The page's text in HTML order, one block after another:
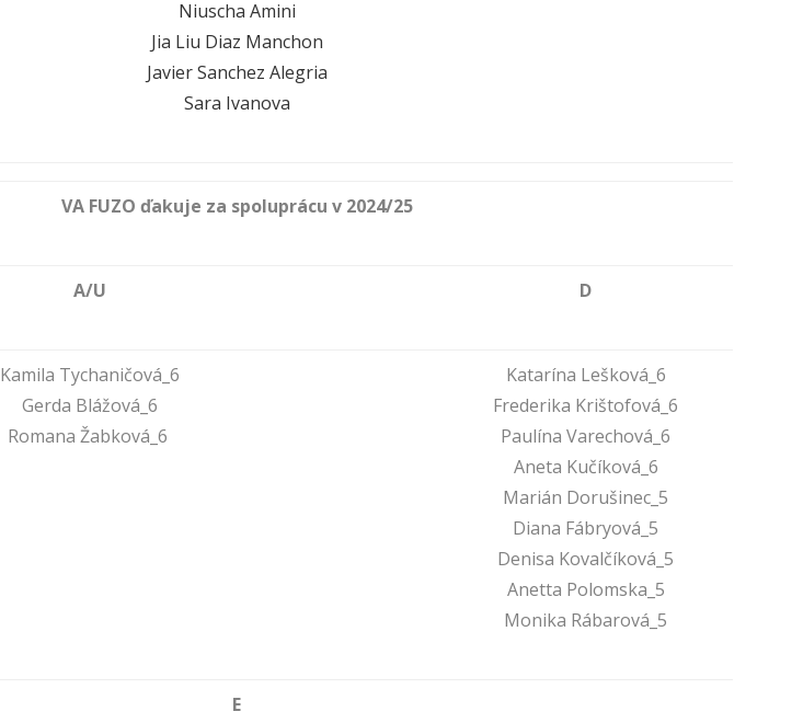
Niuscha Amini
Jia Liu Diaz Manchon
Javier Sanchez Alegria
Sara Ivanova
VA FUZO ďakuje za spoluprácu v 2024/25
A/U D
Kamila Tychaničová_6
Gerda Blážová_6
Romana Žabková_6
Katarína Lešková_6
Frederika Krištofová_6
Paulína Varechová_6
Aneta Kučíková_6
Marián Dorušinec_5
Diana Fábryová_5
Denisa Kovalčíková_5
Anetta Polomska_5
Monika Rábarová_5
E